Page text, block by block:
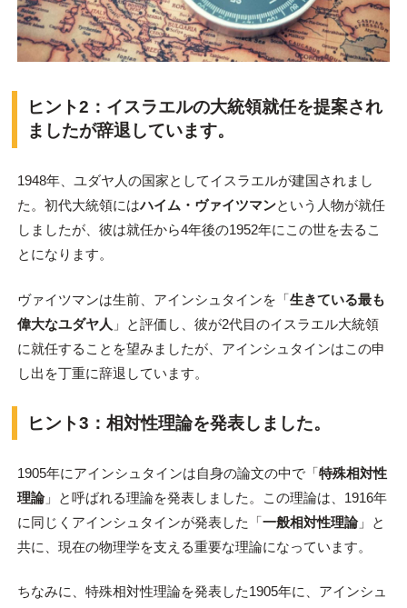
ヒント2：イスラエルの大統領就任を提案され
ましたが辞退しています。
1948年、ユダヤ人の国家としてイスラエルが建国されまし
た。初代大統領にはハイム・ヴァイツマンという人物が就任
しましたが、彼は就任から4年後の1952年にこの世を去るこ
とになります。
ヴァイツマンは生前、アインシュタインを「生きている最も
偉大なユダヤ人 」と評価し、彼が2代目のイスラエル大統領
に就任することを望みましたが、アインシュタインはこの申
し出を丁重に辞退しています。
ヒント3：相対性理論を発表しました。
1905年にアインシュタインは自身の論文の中で「特殊相対性
理論」と呼ばれる理論を発表しました。この理論は、1916年
に同じくアインシュタインが発表した「一般相対性理論」と
共に、現在の物理学を支える重要な理論になっています。
ちなみに、特殊相対性理論を発表した1905年に、アインシュ